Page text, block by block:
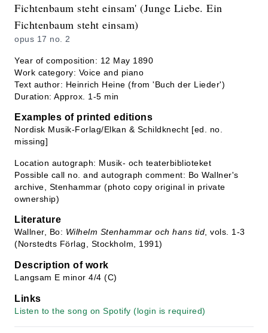
Fichtenbaum steht einsam' (Junge Liebe. Ein
Fichtenbaum steht einsam)
opus 17 no. 2
Year of composition: 12 May 1890
Work category: Voice and piano
Text author: Heinrich Heine (from 'Buch der Lieder')
Duration: Approx. 1-5 min
Examples of printed editions
Nordisk Musik-Forlag/Elkan & Schildknecht [ed. no.
missing]
Location autograph: Musik- och teaterbiblioteket
Possible call no. and autograph comment: Bo Wallner's
archive, Stenhammar (photo copy original in private
ownership)
Literature
Wallner, Bo: Wilhelm Stenhammar och hans tid , vols. 1-3
(Norstedts Förlag, Stockholm, 1991)
Description of work
Langsam E minor 4/4 (C)
Links
Listen to the song on Spotify (login is required)